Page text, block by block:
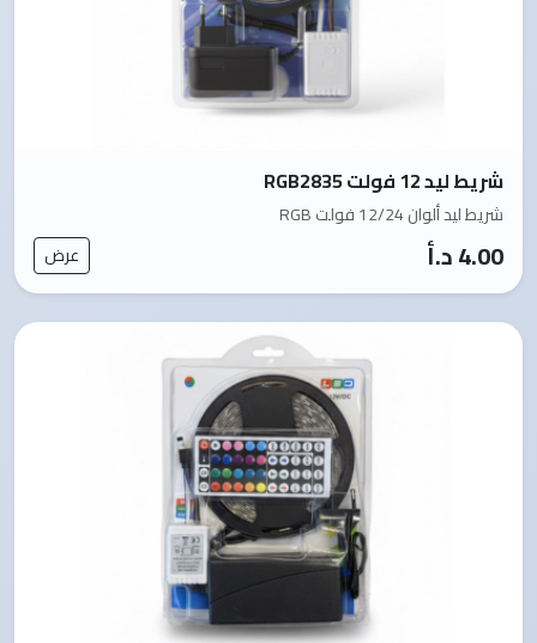
شريط ليد 12 فولت RGB2835
شريط ليد ألوان 12/24 فولت RGB
4.00 د.أ عرض